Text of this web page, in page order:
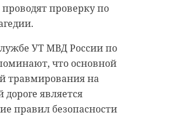
проверку по
УТ МВД России по
что основной
травмирования на
дороге является
правил безопасности